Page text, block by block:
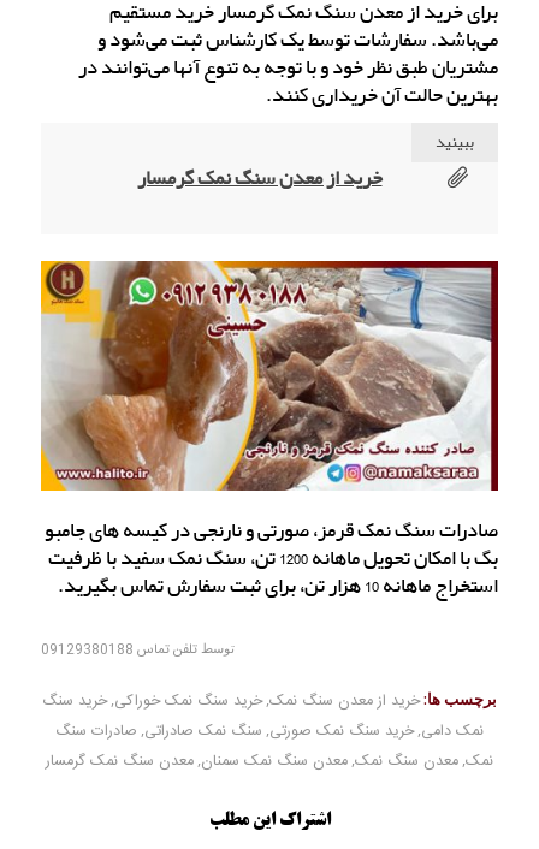
برای خرید از معدن سنگ نمک گرمسار خرید مستقیم
می‌باشد. سفارشات توسط یک کارشناس ثبت می‌شود و
مشتریان طبق نظر خود و با توجه به تنوع آنها می‌توانند در
بهترین حالت آن خریداری کنند.
ببینید
خرید از معدن سنگ نمک گرمسار
صادرات سنگ نمک قرمز، صورتی و نارنجی در کیسه های جامبو
بگ با امکان تحویل ماهانه 1200 تن، سنگ نمک سفید با ظرفیت
استخراج ماهانه 10 هزار تن، برای ثبت سفارش تماس بگیرید.
توسطتلفن تماس 09129380188
برچسب ها:خرید از معدن سنگ نمک,خرید سنگ نمک خوراکی,خرید سنگ
نمک دامی,خرید سنگ نمک صورتی, سنگ نمک صادراتی, صادرات سنگ
نمک, معدن سنگ نمک, معدن سنگ نمک سمنان, معدن سنگ نمک گرمسار
اشتراک این مطلب